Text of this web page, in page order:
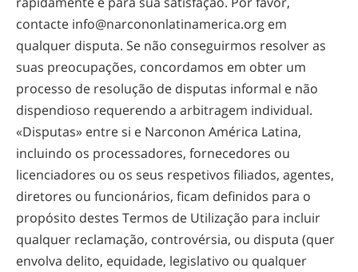
contacte info@narcononlatinamerica.org em
qualquer disputa. Se não conseguirmos resolver as
suas preocupações, concordamos em obter um
processo de resolução de disputas informal e não
dispendioso requerendo a arbitragem individual.
«Disputas» entre si e Narconon América Latina,
incluindo os processadores, fornecedores ou
licenciadores ou os seus respetivos filiados, agentes,
diretores ou funcionários, ficam definidos para o
propósito destes Termos de Utilização para incluir
qualquer reclamação, controvérsia, ou disputa (quer
envolva delito, equidade, legislativo ou qualquer